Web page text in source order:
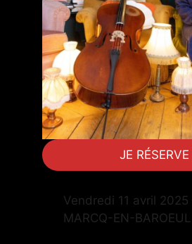
JE RÉSERVE
Vendredi 11 avril 2025
MARCQ-EN-BAROEUL